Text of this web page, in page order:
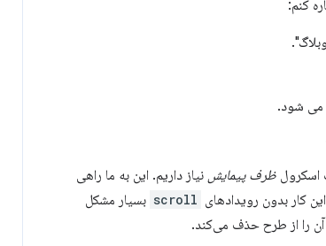
کنم:
می شود.
اسکرول ظرف پیمایش نیاز داریم. این به ما راهی
کار بدون رویدادهای scroll بسیار مشکل
را از طرح حذف می‌کند.